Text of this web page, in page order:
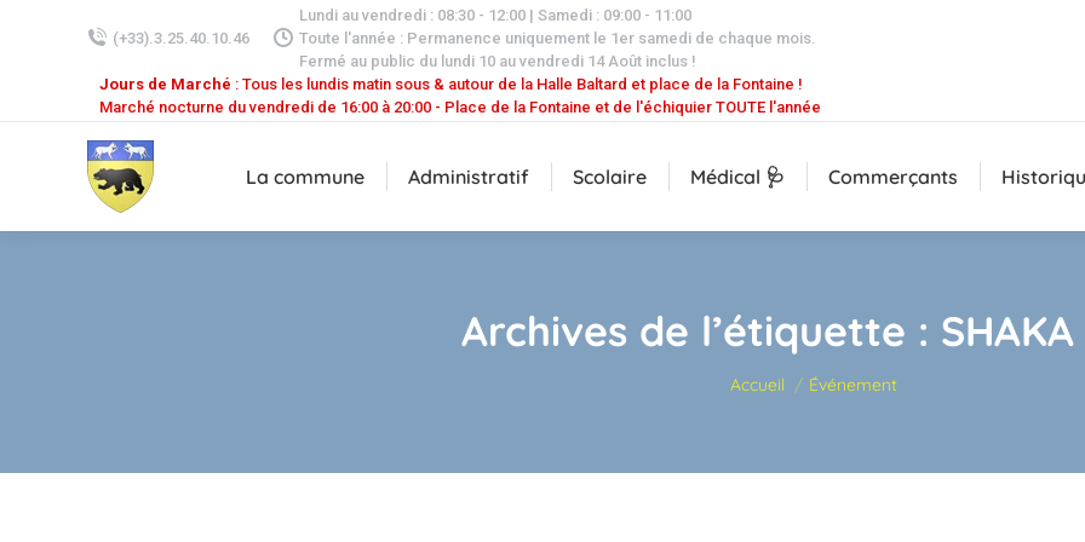
(+33).3.25.40.10.46
Lundi au vendredi : 08:30 - 12:00 | Samedi : 09:00 - 11:00
Toute l'année : Permanence uniquement le 1er samedi de chaque mois.
Fermé au public du lundi 10 au vendredi 14 Août inclus !
Jours de Marché : Tous les lundis matin sous & autour de la Halle Baltard et place de la Fontaine !
Marché nocturne du vendredi de 16:00 à 20:00 - Place de la Fontaine et de l'échiquier TOUTE l'année
La commune Administratif Scolaire Médical 🩺 Commerçants
Archives de l’étiquette :
Vous êtes ici :
Accueil Événement